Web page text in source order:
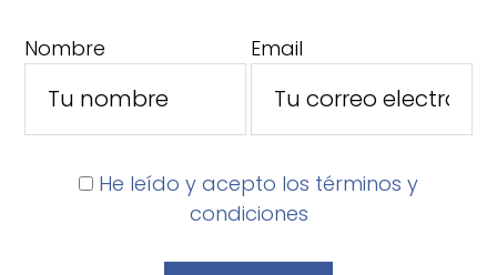
Nombre Email
He leído y acepto los términos y
condiciones